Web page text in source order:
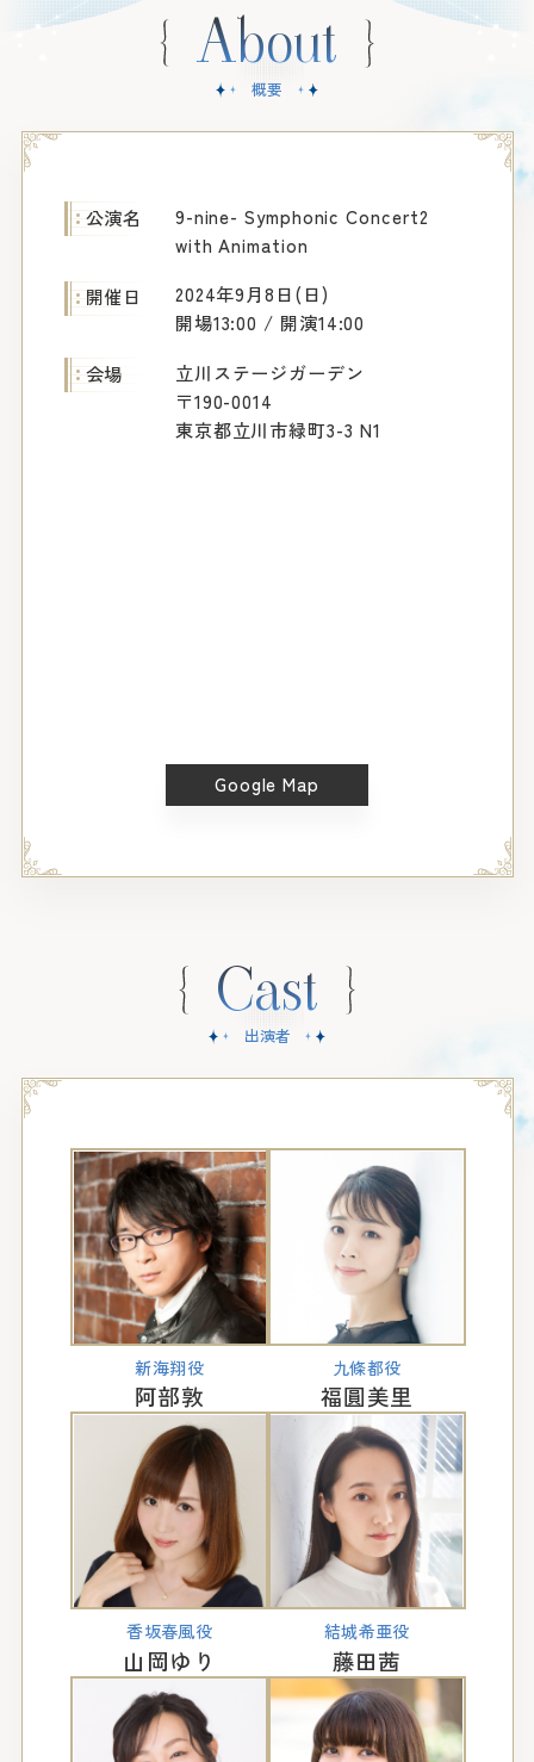
About
概要
公演名
9-nine- Symphonic Concert2
with Animation
開催日
2024年9月8日(日)
開場13:00 / 開演14:00
会場
立川ステージガーデン
〒190-0014
東京都立川市緑町3-3 N1
Google Map
Cast
出演者
新海翔役
阿部敦
九條都役
福圓美里
香坂春風役
山岡ゆり
結城希亜役
藤田茜